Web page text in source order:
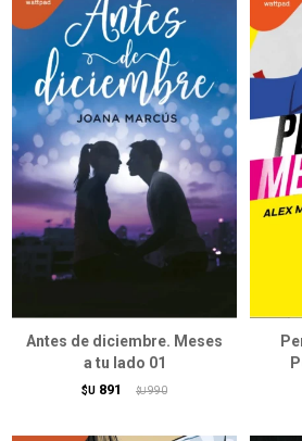
Antes de diciembre. Meses
a tu lado 01
$U 891 $U 990